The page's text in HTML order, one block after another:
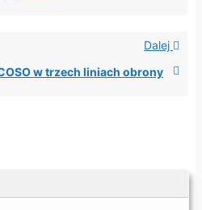
Dalej
w trzech liniach obrony